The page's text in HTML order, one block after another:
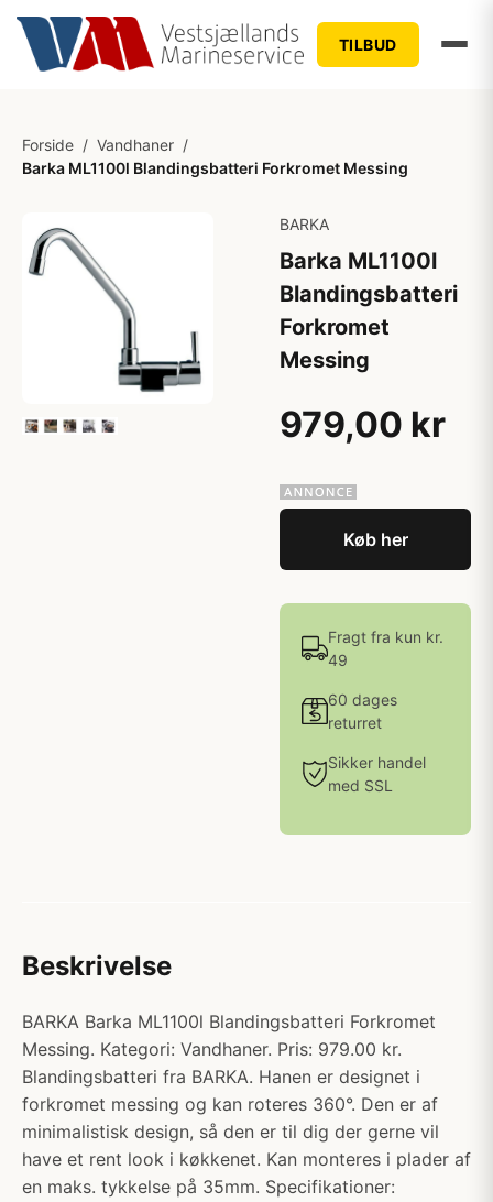
TILBUD
Forside / Vandhaner /
Barka ML1100l Blandingsbatteri Forkromet Messing
BARKA
Barka ML1100l
Blandingsbatteri
Forkromet
Messing
979,00 kr
Køb her
Fragt fra kun kr.
49
60 dages
returret
Sikker handel
med SSL
Beskrivelse
BARKA Barka ML1100l Blandingsbatteri Forkromet
Messing. Kategori: Vandhaner. Pris: 979.00 kr.
Blandingsbatteri fra BARKA. Hanen er designet i
forkromet messing og kan roteres 360°. Den er af
minimalistisk design, så den er til dig der gerne vil
have et rent look i køkkenet. Kan monteres i plader af
en maks. tykkelse på 35mm. Specifikationer: